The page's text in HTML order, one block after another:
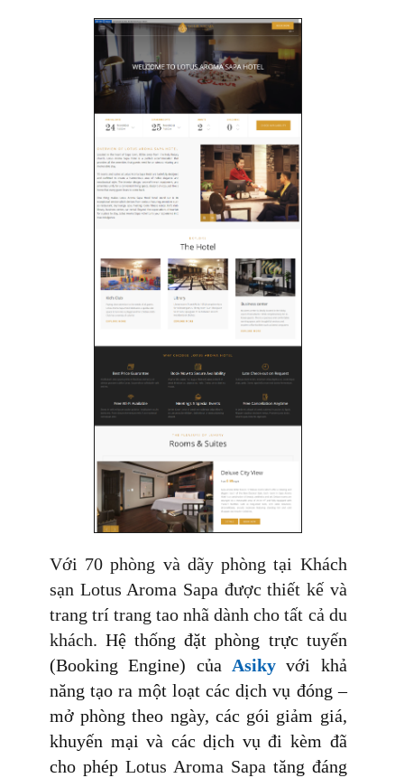
Với 70 phòng và dãy phòng tại Khách
sạn Lotus Aroma Sapa được thiết kế và
trang trí trang tao nhã dành cho tất cả du
khách.Hệ thống đặt phòng trực tuyến
(Booking Engine) của Asikyvới khả
năng tạo ra một loạt các dịch vụ đóng –
mở phòng theo ngày, các gói giảm giá,
khuyến mại và các dịch vụ đi kèm đã
cho phép Lotus Aroma Sapa tăng đáng